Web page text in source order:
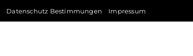
Datenschutz Bestimmungen Impressum